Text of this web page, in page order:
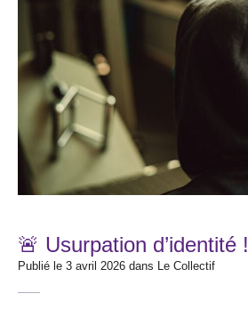
🚨 Usurpation d’identité !
Publié le 3 avril 2026 dans Le Collectif